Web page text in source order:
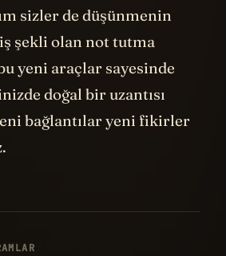
sizler de düşünmenin
şekli olan not tutma
bu yeni araçlar sayesinde
doğal bir uzantısı
bağlantılar yeni fikirler